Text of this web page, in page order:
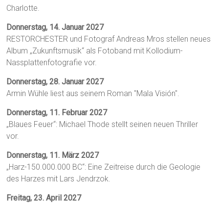
Charlotte.
Donnerstag, 14. Januar 2027
RESTORCHESTER und Fotograf Andreas Mros stellen neues
Album „Zukunftsmusik“ als Fotoband mit Kollodium-
Nassplattenfotografie vor.
Donnerstag, 28. Januar 2027
Armin Wühle liest aus seinem Roman "Mala Visión".
Donnerstag, 11. Februar 2027
„Blaues Feuer“: Michael Thode stellt seinen neuen Thriller
vor.
Donnerstag, 11. März 2027
„Harz-150.000.000 BC“: Eine Zeitreise durch die Geologie
des Harzes mit Lars Jendrzok.
Freitag, 23. April 2027